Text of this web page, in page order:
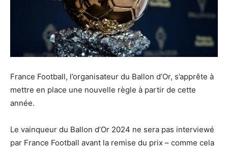
France Football, l’organisateur du Ballon d’Or, s’apprête à
mettre en place une nouvelle règle à partir de cette
année.
Le vainqueur du Ballon d’Or 2024 ne sera pas interviewé
par France Football avant la remise du prix – comme cela